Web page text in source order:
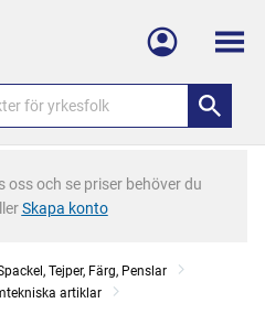
Meny
och se priser behöver du
Skapa konto
Tejper, Färg, Penslar
artiklar